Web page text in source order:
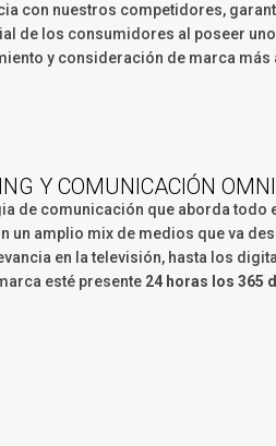
con nuestros competidores,
de los consumidores al poseer
y consideración de marca más
Y COMUNICACIÓN
de comunicación que aborda todo
un amplio mix de medios que va
en la televisión, hasta los
esté presente 24 horas los 365